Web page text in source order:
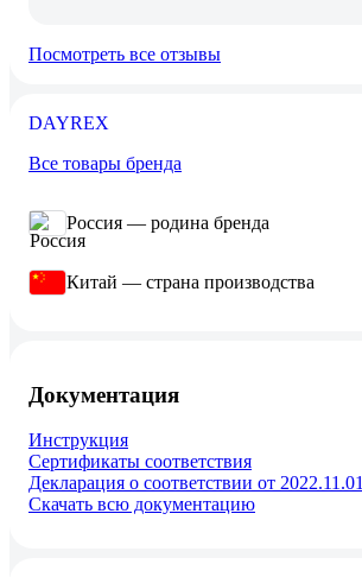
Посмотреть все отзывы
DAYREX
Все товары бренда
Россия — родина бренда
Китай — страна производства
Документация
Инструкция
Сертификаты соответствия
Декларация о соответствии от 2022.11.01
Скачать всю документацию